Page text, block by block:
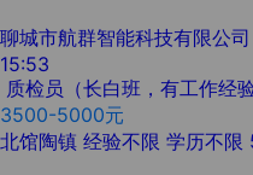
聊城市航群智能科技有限公司
15:53
质检员（长白班，有工作经
3500-5000元
北馆陶镇 经验不限 学历不限